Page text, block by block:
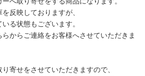
反映しておりますが、
る状態もございます。
らからご連絡をお客様へさせていただきま
寄せをさせていただきますので、